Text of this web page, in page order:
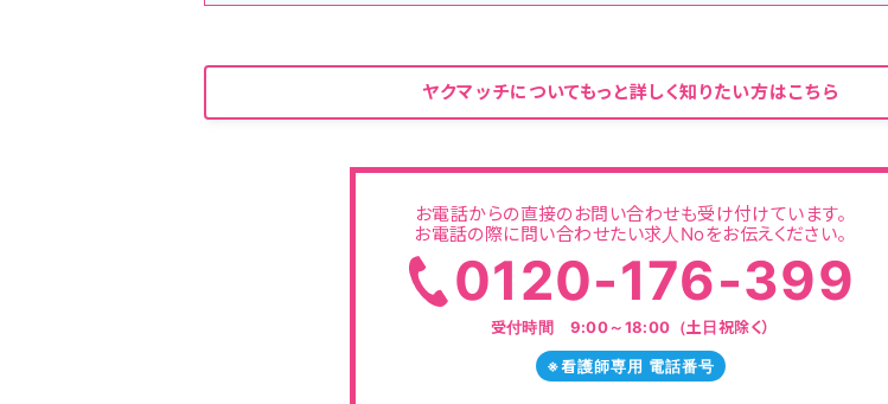
ヤクマッチについてもっと詳しく知りたい方はこちら
お電話からの直接のお問い合わせも受け付けています。
お電話の際に問い合わせたい求人Noをお伝えください。
0120-176-399
受付時間 9:00～18:00（土日祝除く）
※看護師専用 電話番号